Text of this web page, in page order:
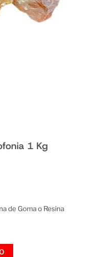
1 Kg
de Goma o Resina